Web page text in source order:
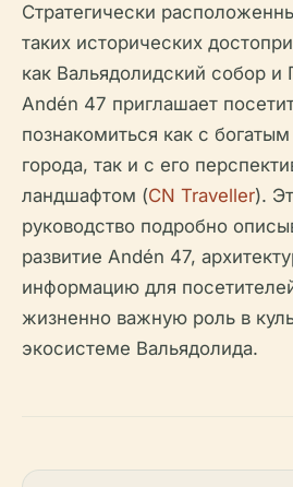
Стратегически
таких исторических
как Вальядолидский собор
Andén 47 приглашает
познакомиться как с
города, так и с его
ландшафтом (CN Traveller).
руководство подробно
развитие Andén 47,
информацию для
жизненно важную роль в
экосистеме Вальядолида.